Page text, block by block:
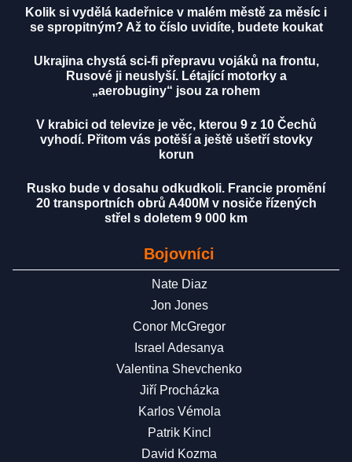
Kolik si vydělá kadeřnice v malém městě za měsíc i
se spropitným? Až to číslo uvidíte, budete koukat
Ukrajina chystá sci-fi přepravu vojáků na frontu,
Rusové ji neuslyší. Létající motorky a
„aerobuginy“ jsou za rohem
V krabici od televize je věc, kterou 9 z 10 Čechů
vyhodí. Přitom vás potěší a ještě ušetří stovky
korun
Rusko bude v dosahu odkudkoli. Francie promění
20 transportních obrů A400M v nosiče řízených
střel s doletem 9 000 km
Bojovníci
Nate Diaz
Jon Jones
Conor McGregor
Israel Adesanya
Valentina Shevchenko
Jiří Procházka
Karlos Vémola
Patrik Kincl
David Kozma